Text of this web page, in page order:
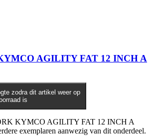
AGILITY FAT 12 INCH A
zodra dit artikel weer op
is
KYMCO AGILITY FAT 12 INCH A
exemplaren aanwezig van dit onderdeel.